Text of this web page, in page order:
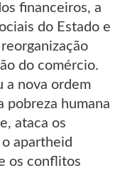
financeiros, a
do Estado e
do comércio.
a nova ordem
pobreza humana
ataca os
apartheid
os conflitos